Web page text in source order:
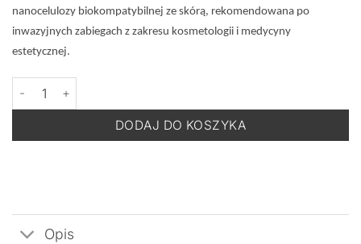
nanocelulozy biokompatybilnej ze skórą, rekomendowana po
inwazyjnych zabiegach z zakresu kosmetologii i medycyny
estetycznej.
ilość DERMOMEDICA Healing TRX Nanocellulose Mask/ Face
DODAJ DO KOSZYKA
Opis